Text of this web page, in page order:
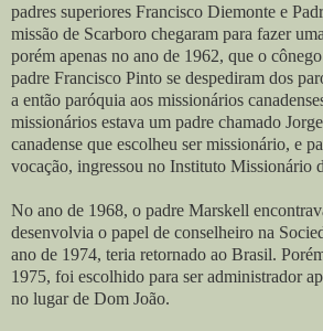
padres superiores Francisco Diemonte e
missão de Scarboro chegaram para fazer
porém apenas no ano de 1962, que o
padre Francisco Pinto se despediram dos
a então paróquia aos missionários
missionários estava um padre chamado
canadense que escolheu ser missionário, e
vocação, ingressou no Instituto Missionário
No ano de 1968, o padre Marskell
desenvolvia o papel de conselheiro na
ano de 1974, teria retornado ao Brasil.
1975, foi escolhido para ser administrador
no lugar de Dom João.